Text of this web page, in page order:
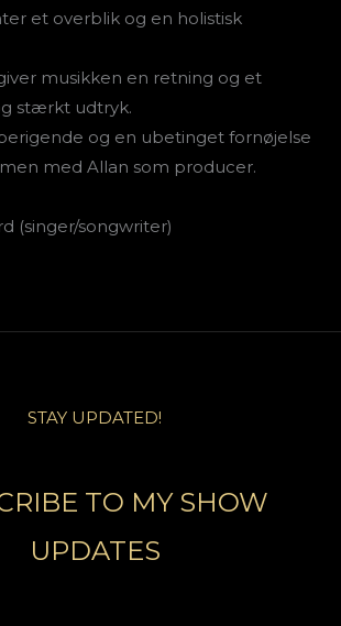
et overblik og en holistisk
musikken en retning og et
stærkt udtryk.
og en ubetinget fornøjelse
med Allan som producer.
(singer/songwriter)
STAY UPDATED!
TO MY SHOW
UPDATES